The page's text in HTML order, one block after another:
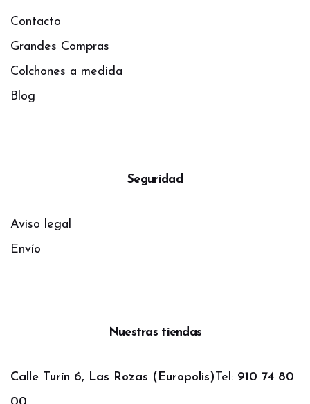
Contacto
Grandes Compras
Colchones a medida
Blog
Seguridad
Aviso legal
Envío
Nuestras tiendas
Calle Turín 6, Las Rozas (Europolis)Tel: 910 74 80